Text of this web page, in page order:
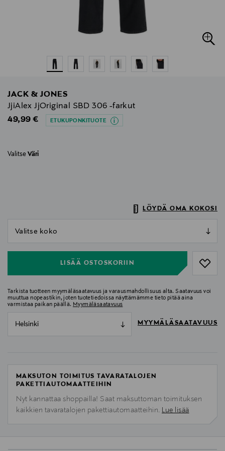
JACK & JONES
JjiAlex JjOriginal SBD 306 -farkut
Original Price
49,99 € ETUKUPONKITUOTE
Valitse Väri
LÖYDÄ OMA KOKOSI
LISÄÄ OSTOSKORIIN
Tarkista tuotteen myymäläsaatavuus ja varausmahdollisuus alta. Saatavuus voi
muuttua nopeastikin, joten tuotetiedoissa näyttämämme tieto pitää aina
varmistaa paikan päällä. Myymäläsaatavuus
Helsinki MYYMÄLÄSAATAVUUS
MAKSUTON TOIMITUS TAVARATALOJEN
PAKETTIAUTOMAATTEIHIN
Nyt kannattaa shoppailla! Saat maksuttoman toimituksen
kaikkien tavaratalojen pakettiautomaatteihin. Lue lisää